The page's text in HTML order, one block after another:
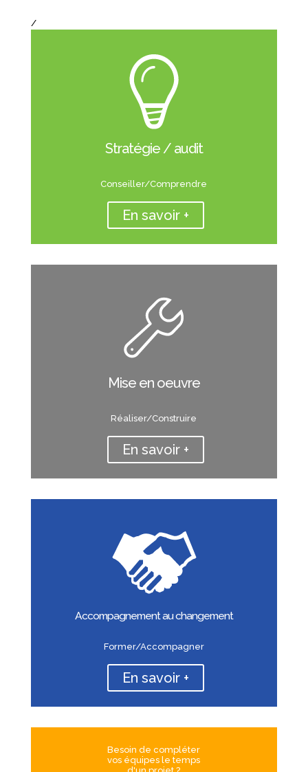
/
Stratégie / audit
Conseiller/Comprendre
En savoir +
Mise en oeuvre
Réaliser/Construire
En savoir +
Accompagnement au changement
Former/Accompagner
En savoir +
Besoin de compléter
vos équipes le temps